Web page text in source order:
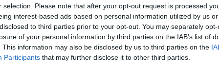
selection. Please note that after your opt-out request is processed
interest-based ads based on personal information utilized by us
to third parties prior to your opt-out. You may separately
of your personal information by third parties on the IAB’s list of
This information may also be disclosed by us to third parties on the
Participants that may further disclose it to other third parties.
sospensione del tempo, mentre il
e la realtà diventa emotivamente sempre
l’Accademia di Belle Arti “Aldo